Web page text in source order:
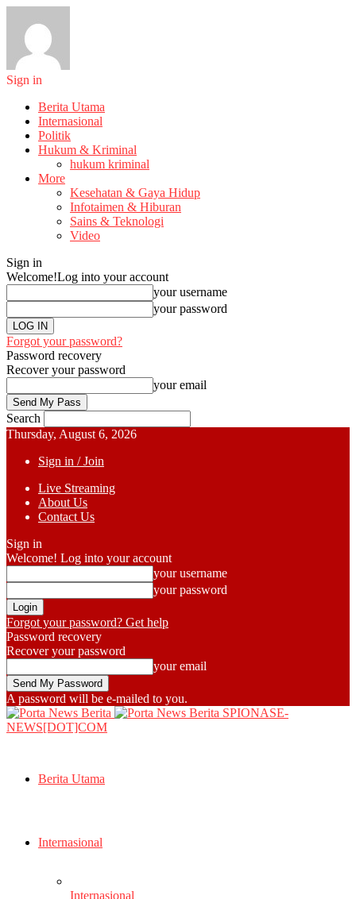
Sign in
Berita Utama
Internasional
Politik
Hukum & Kriminal
hukum kriminal
More
Kesehatan & Gaya Hidup
Infotaimen & Hiburan
Sains & Teknologi
Video
Sign in
Welcome!Log into your account
your username
your password
Forgot your password?
Password recovery
Recover your password
your email
Search
Thursday, August 6, 2026
Sign in / Join
Live Streaming
About Us
Contact Us
Sign in
Welcome! Log into your account
your username
your password
Forgot your password? Get help
Password recovery
Recover your password
your email
A password will be e-mailed to you.
SPIONASE-
NEWS[DOT]COM
Berita Utama
Internasional
Internasional